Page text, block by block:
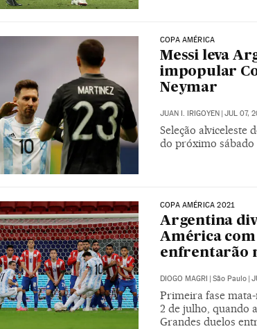
COPA AMÉRICA
Messi leva
impopular
Neymar
JUAN I. IRIGOYEN JUL 07,
Seleção alviceleste
do próximo sábado
COPA AMÉRICA 2021
Argentina
América com
enfrentarão
DIOGO MAGRI | São Paulo |
Primeira fase
2 de julho, quando
Grandes duelos